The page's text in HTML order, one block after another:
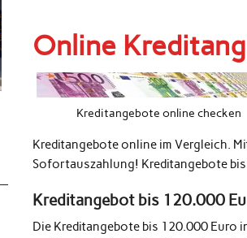
Online
Kreditangebote online checken
Kreditangebote online im Vergleich.
Sofortauszahlung! Kreditangebote
Kreditangebot bis 120.000
Die Kreditangebote bis 120.000 Euro